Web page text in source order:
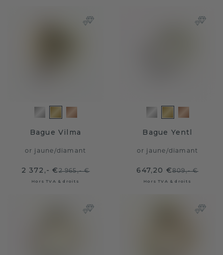
Bague Vilma
or jaune/diamant
2 372,- €2 965,- €
Hors TVA & droits
Bague Yentl
or jaune/diamant
647,20 €809,- €
Hors TVA & droits